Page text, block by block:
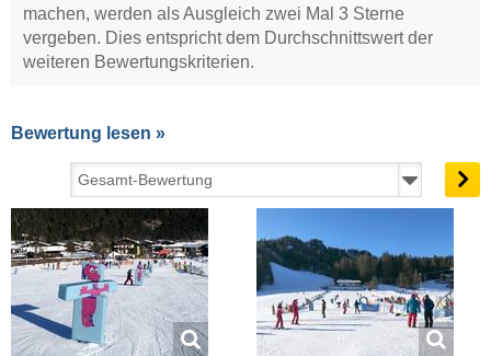
machen, werden als Ausgleich zwei Mal 3 Sterne
vergeben. Dies entspricht dem Durchschnittswert der
weiteren Bewertungskriterien.
Bewertung lesen »